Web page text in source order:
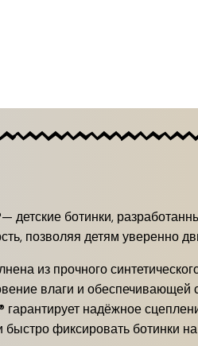
детские ботинки,
позволяя детям уверенно
из прочного
влаги и обеспечивающей
надёжное
фиксировать ботинки на